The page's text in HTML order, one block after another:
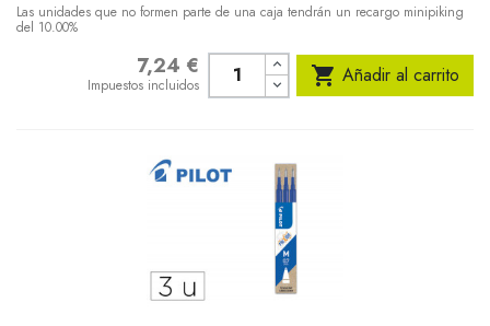
Las unidades que no formen parte de una caja tendrán un recargo minipiking
del 10.00%
7,24 €
Impuestos incluidos  Añadir al carrito